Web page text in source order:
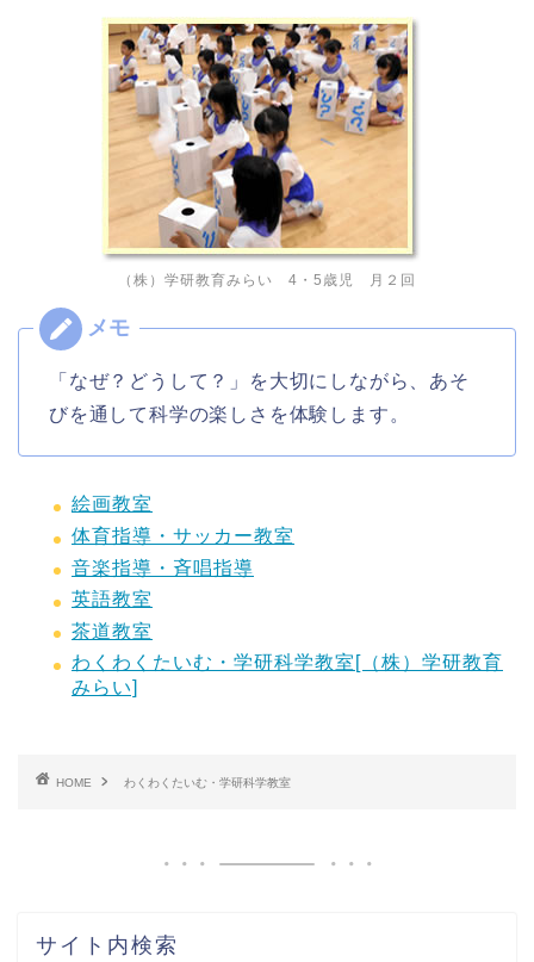
（株）学研教育みらい 4・5歳児 月２回
「なぜ？どうして？」を大切にしながら、あそ
びを通して科学の楽しさを体験します。
絵画教室
体育指導・サッカー教室
音楽指導・斉唱指導
英語教室
茶道教室
わくわくたいむ・学研科学教室[（株）学研教育
みらい]
HOME わくわくたいむ・学研科学教室
サイト内検索